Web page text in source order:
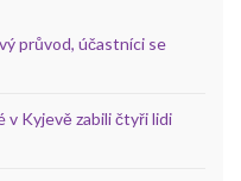
průvod, účastníci se
v Kyjevě zabili čtyři lidi